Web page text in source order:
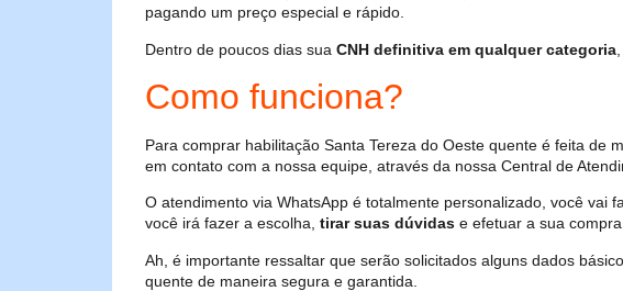
pagando um preço especial e rápido.
Dentro de poucos dias sua CNH definitiva em qualquer categoria
Como funciona?
Para comprar habilitação Santa Tereza do Oeste quente é feita de
em contato com a nossa equipe, através da nossa Central de
O atendimento via WhatsApp é totalmente personalizado, você vai
você irá fazer a escolha, tirar suas dúvidas e efetuar a sua
Ah, é importante ressaltar que serão solicitados alguns dados
quente de maneira segura e garantida.